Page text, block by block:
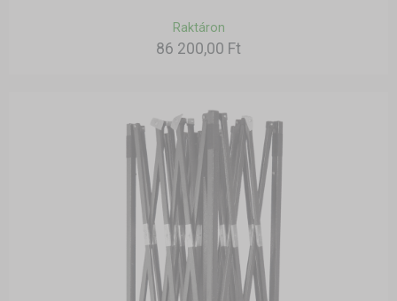
Raktáron
86 200,00 Ft